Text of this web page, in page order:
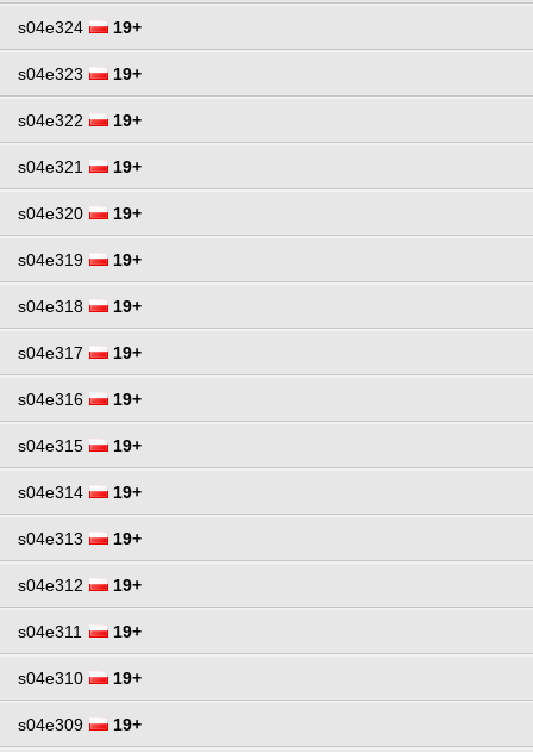
s04e324 19+
s04e323 19+
s04e322 19+
s04e321 19+
s04e320 19+
s04e319 19+
s04e318 19+
s04e317 19+
s04e316 19+
s04e315 19+
s04e314 19+
s04e313 19+
s04e312 19+
s04e311 19+
s04e310 19+
s04e309 19+